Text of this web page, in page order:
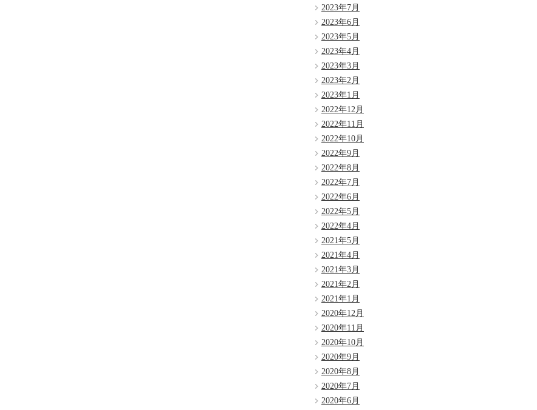
2023年7月
2023年6月
2023年5月
2023年4月
2023年3月
2023年2月
2023年1月
2022年12月
2022年11月
2022年10月
2022年9月
2022年8月
2022年7月
2022年6月
2022年5月
2022年4月
2021年5月
2021年4月
2021年3月
2021年2月
2021年1月
2020年12月
2020年11月
2020年10月
2020年9月
2020年8月
2020年7月
2020年6月